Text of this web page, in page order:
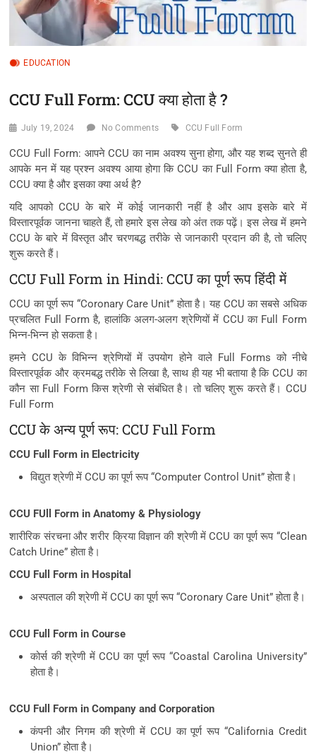
EDUCATION
CCU Full Form: CCU क्या होता है ?
July 19, 2024 No Comments CCU Full Form
CCU Full Form: आपने CCU का नाम अवश्य सुना होगा, और यह शब्द सुनते ही
आपके मन में यह प्रश्न अवश्य आया होगा कि CCU का Full Form क्या होता है,
CCU क्या है और इसका क्या अर्थ है?
यदि आपको CCU के बारे में कोई जानकारी नहीं है और आप इसके बारे में
विस्तारपूर्वक जानना चाहते हैं, तो हमारे इस लेख को अंत तक पढ़ें। इस लेख में हमने
CCU के बारे में विस्तृत और चरणबद्ध तरीके से जानकारी प्रदान की है, तो चलिए
शुरू करते हैं।
CCU Full Form in Hindi: CCU का पूर्ण रूप हिंदी में
CCU का पूर्ण रूप “Coronary Care Unit” होता है। यह CCU का सबसे अधिक
प्रचलित Full Form है, हालांकि अलग-अलग श्रेणियों में CCU का Full Form
भिन्न-भिन्न हो सकता है।
हमने CCU के विभिन्न श्रेणियों में उपयोग होने वाले Full Forms को नीचे
विस्तारपूर्वक और क्रमबद्ध तरीके से लिखा है, साथ ही यह भी बताया है कि CCU का
कौन सा Full Form किस श्रेणी से संबंधित है। तो चलिए शुरू करते हैं। CCU
Full Form
CCU के अन्य पूर्ण रूप: CCU Full Form
CCU Full Form in Electricity
विद्युत श्रेणी में CCU का पूर्ण रूप “Computer Control Unit” होता है।
CCU FUll Form in Anatomy & Physiology
शारीरिक संरचना और शरीर क्रिया विज्ञान की श्रेणी में CCU का पूर्ण रूप “Clean
Catch Urine” होता है।
CCU Full Form in Hospital
अस्पताल की श्रेणी में CCU का पूर्ण रूप “Coronary Care Unit” होता है।
CCU Full Form in Course
कोर्स की श्रेणी में CCU का पूर्ण रूप “Coastal Carolina University”
होता है।
CCU Full Form in Company and Corporation
कंपनी और निगम की श्रेणी में CCU का पूर्ण रूप “California Credit
Union” होता है।